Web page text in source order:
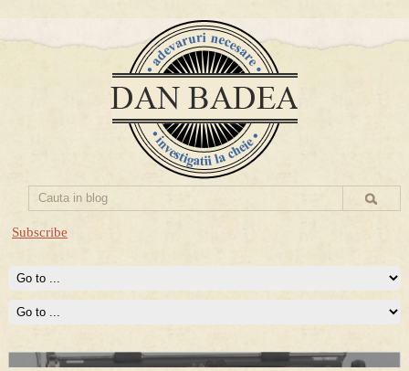
Subscribe
Prima mea carte publicata (Nemira)
Averea Presedintelui: prima lucrare despre controversatele
conturi secrete ale Securitatii.